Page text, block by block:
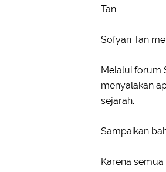
Tan.
Sofyan Tan
Melalui forum
menyalakan
sejarah.
Sampaikan
Karena